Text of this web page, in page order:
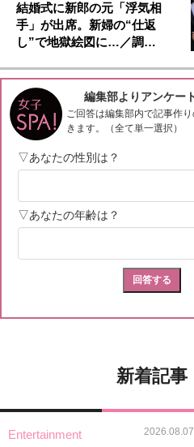
結婚式に新郎の元「浮気相
手」が出席。新婦の“仕返
し”で地獄絵図に…／調…
新着記事
Entertainment 2026.08.07